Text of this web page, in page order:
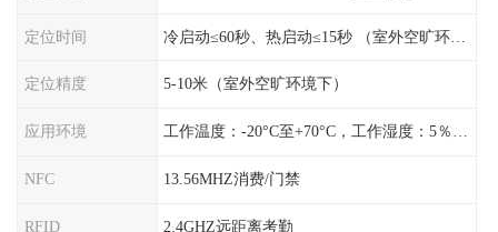
定位时间
定位精度 5-10米（室外空旷环境下）
应用环境 工作温度：-20°C至+70°C，工作湿度：5％〜95％RH
NFC 13.56MHZ消费/门禁
RFID 2.4GHZ远距离考勤